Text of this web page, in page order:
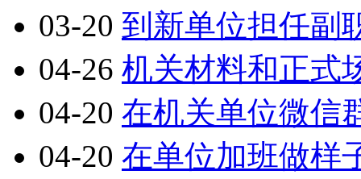
03-20 到新单位担任副
04-26 机关材料和正式
04-20 在机关单位微信
04-20 在单位加班做样